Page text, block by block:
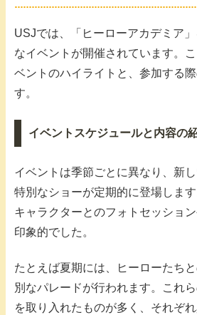
USJでは、「ヒーローアカデミア
なイベントが開催されています。
ベントのハイライトと、参加する
す。
イベントスケジュールと内容の
イベントは季節ごとに異なり、新
特別なショーが定期的に登場します
キャラクターとのフォトセッショ
印象的でした。
たとえば夏期には、ヒーローたち
別なパレードが行われます。これ
を取り入れたものが多く、それぞ